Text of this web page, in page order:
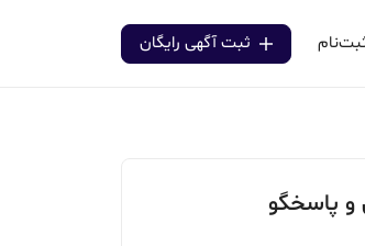
ثبت آگهی رایگان
و پاسخگو